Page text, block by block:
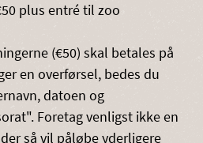
plus entré til zoo
(€50) skal betales på
en overførsel, bedes du
datoen og
Foretag venligst ikke en
så vil påløbe yderligere